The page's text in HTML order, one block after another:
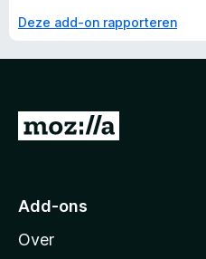
Deze add-on rapporteren
N
r
o
Add-ons
Over